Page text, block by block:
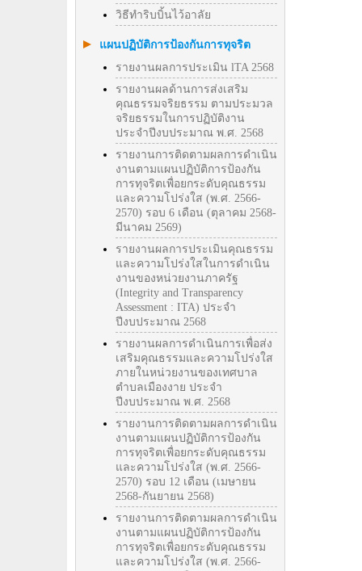
วิธีทําริบบิ้นไว้อาลัย
แผนปฏิบัติการป้องกันการทุจริต
รายงานผลการประเมิน lTA 2568
รายงานผลด้านการส่งเสริม
คุณธรรมจริยธรรม ตามประมวล
จริยธรรมในการปฏิบัติงาน
ประจำปีงบประมาณ พ.ศ. 2568
รายงานการติดตามผลการดำเนิน
งานตามแผนปฏิบัติการป้องกัน
การทุจริตเพื่อยกระดับคุณธรรม
และความโปร่งใส (พ.ศ. 2566-
2570) รอบ 6 เดือน (ตุลาคม 2568-
มีนาคม 2569)
รายงานผลการประเมินคุณธรรม
และความโปร่งใสในการดำเนิน
งานของหน่วยงานภาครัฐ
(Integrity and Transparency
Assessment : ITA) ประจำ
ปีงบประมาณ 2568
รายงานผลการดำเนินการเพื่อส่ง
เสริมคุณธรรมและความโปร่งใส
ภายในหน่วยงานของเทศบาล
ตำบลเมืองงาย ประจำ
ปีงบประมาณ พ.ศ. 2568
รายงานการติดตามผลการดำเนิน
งานตามแผนปฏิบัติการป้องกัน
การทุจริตเพื่อยกระดับคุณธรรม
และความโปร่งใส (พ.ศ. 2566-
2570) รอบ 12 เดือน (เมษายน
2568-กันยายน 2568)
รายงานการติดตามผลการดำเนิน
งานตามแผนปฏิบัติการป้องกัน
การทุจริตเพื่อยกระดับคุณธรรม
และความโปร่งใส (พ.ศ. 2566-